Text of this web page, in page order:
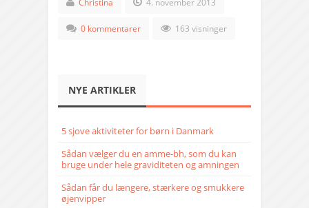
Christina 4. november 2013
0 kommentarer 163 visninger
NYE ARTIKLER
5 sjove aktiviteter for børn i Danmark
Sådan vælger du en amme-bh, som du kan
bruge under hele graviditeten og amningen
Sådan får du længere, stærkere og smukkere
øjenvipper